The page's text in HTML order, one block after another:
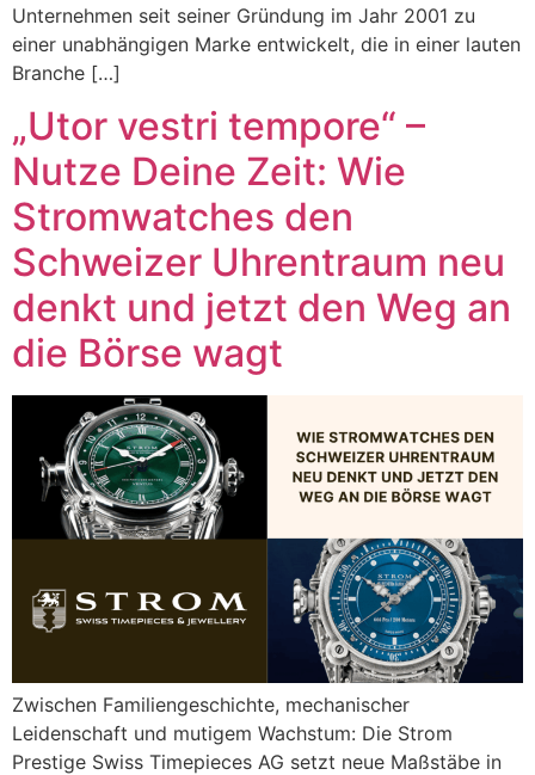
Unternehmen seit seiner Gründung im Jahr 2001 zu
einer unabhängigen Marke entwickelt, die in einer lauten
Branche […]
„Utor vestri tempore“ –
Nutze Deine Zeit: Wie
Stromwatches den
Schweizer Uhrentraum neu
denkt und jetzt den Weg an
die Börse wagt
Zwischen Familiengeschichte, mechanischer
Leidenschaft und mutigem Wachstum: Die Strom
Prestige Swiss Timepieces AG setzt neue Maßstäbe in